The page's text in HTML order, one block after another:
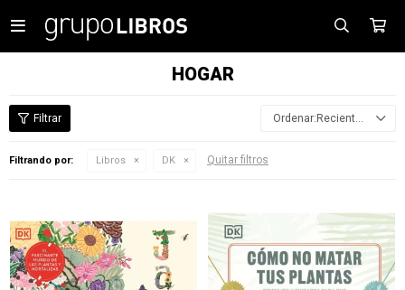

HOGAR
Recientes
Filtrando por: Libros DK Quitar filtros